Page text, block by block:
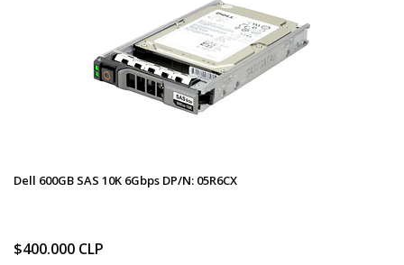
Dell 600GB SAS 10K 6Gbps DP/N: 05R6CX
$400.000 CLP